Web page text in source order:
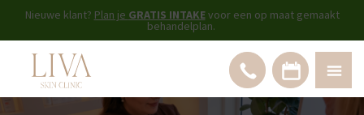
Nieuwe klant? Plan je GRATIS INTAKEvoor een op maat gemaakt
behandelplan.